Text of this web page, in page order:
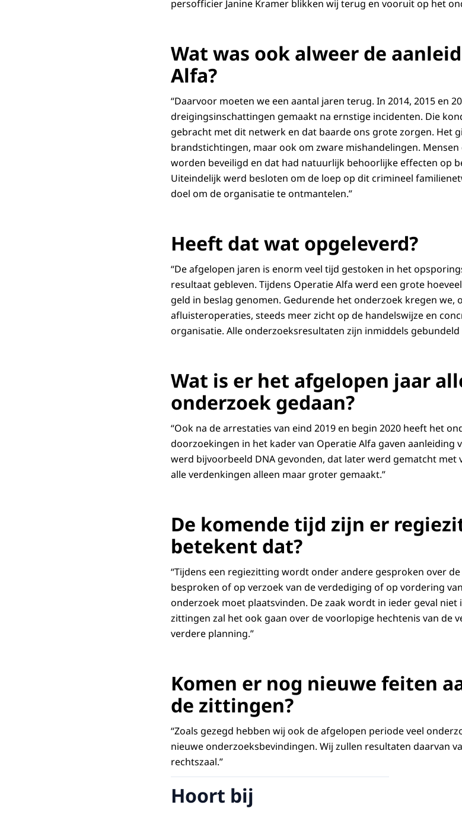
persofficier Janine Kramer blikken wij terug en vooruit op het
Wat was ook alweer de
Alfa?
“Daarvoor moeten we een aantal jaren terug. In 2014, 2015 en
dreigingsinschattingen gemaakt na ernstige incidenten. Die
gebracht met dit netwerk en dat baarde ons grote zorgen. Het
brandstichtingen, maar ook om zware mishandelingen.
worden beveiligd en dat had natuurlijk behoorlijke effecten op
Uiteindelijk werd besloten om de loep op dit crimineel
doel om de organisatie te ontmantelen.”
Heeft dat wat opgeleverd?
“De afgelopen jaren is enorm veel tijd gestoken in het
resultaat gebleven. Tijdens Operatie Alfa werd een grote
geld in beslag genomen. Gedurende het onderzoek kregen we,
afluisteroperaties, steeds meer zicht op de handelswijze en
organisatie. Alle onderzoeksresultaten zijn inmiddels gebundeld
Wat is er het afgelopen jaar
onderzoek gedaan?
“Ook na de arrestaties van eind 2019 en begin 2020 heeft het
doorzoekingen in het kader van Operatie Alfa gaven aanleiding
werd bijvoorbeeld DNA gevonden, dat later werd gematcht met
alle verdenkingen alleen maar groter gemaakt.”
De komende tijd zijn er
betekent dat?
“Tijdens een regiezitting wordt onder andere gesproken over
besproken of op verzoek van de verdediging of op vordering
onderzoek moet plaatsvinden. De zaak wordt in ieder geval
zittingen zal het ook gaan over de voorlopige hechtenis van de
verdere planning.”
Komen er nog nieuwe feiten
de zittingen?
“Zoals gezegd hebben wij ook de afgelopen periode veel
nieuwe onderzoeksbevindingen. Wij zullen resultaten daarvan
rechtszaal.”
Hoort bij